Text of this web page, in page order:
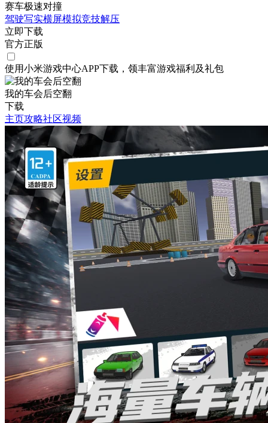
赛车极速对撞
驾驶写实横屏模拟竞技解压
立即下载
官方正版
使用小米游戏中心APP下载 ，领丰富游戏福利 及礼包
我的车会后空翻
下载
主页攻略社区视频